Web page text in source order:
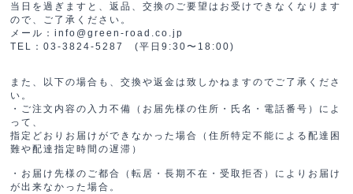
当日を過ぎますと、返品、交換のご要望はお受けできなくなります
ので、ご了承ください。
メール：info@green-road.co.jp
TEL：03-3824-5287 (平日9:30〜18:00)
また、以下の場合も、交換や返金は致しかねますのでご了承くださ
い。
・ご注文内容の入力不備（お届先様の住所・氏名・電話番号）によ
って、
指定どおりお届けができなかった場合（住所特定不能による配達困
難や配達指定時間の遅滞）
・お届け先様のご都合（転居・長期不在・受取拒否）によりお届け
が出来なかった場合。